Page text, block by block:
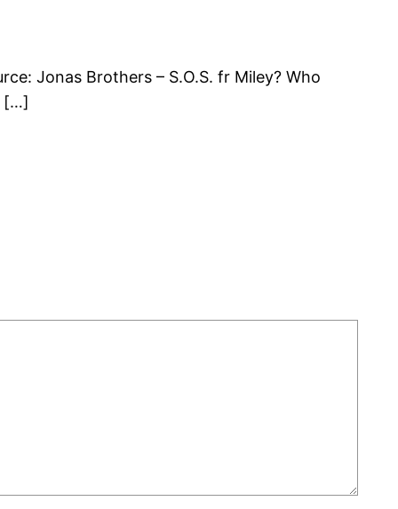
Jonas Brothers – S.O.S. fr Miley? Who
[…]